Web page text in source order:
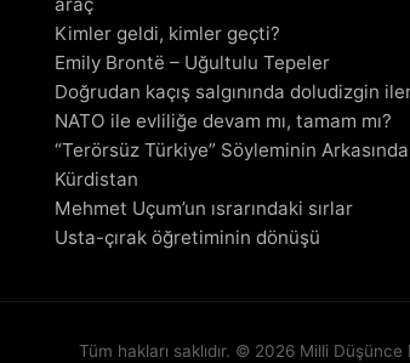
araç
Kimler geldi, kimler geçti?
Emily Brontë – Uğultulu Tepeler
Doğrudan kaçış salgınında doludizgin
NATO ile evliliğe devam mı, tamam mı?
“Terörsüz Türkiye” Söyleminin
Kürdistan
Mehmet Uçum’un ısrarındaki sırlar
Usta-çırak öğretiminin dönüşü
Tüm hakları saklıdır. © 2026 Milli Düşünce